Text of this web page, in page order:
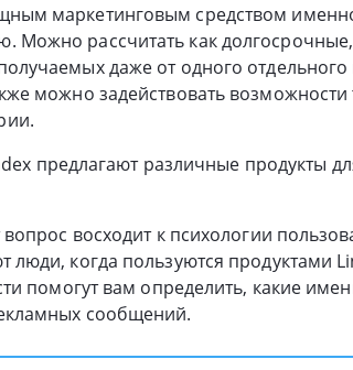
маркетинговым средством
Можно рассчитать как долгосрочные,
даже от одного
можно задействовать возможности
предлагают различные продукты
восходит к психологии
когда пользуются продуктами
помогут вам определить, какие
сообщений.